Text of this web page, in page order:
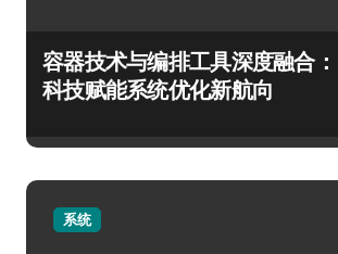
容器技术与编排工具深度融合：
科技赋能系统优化新航向
系统